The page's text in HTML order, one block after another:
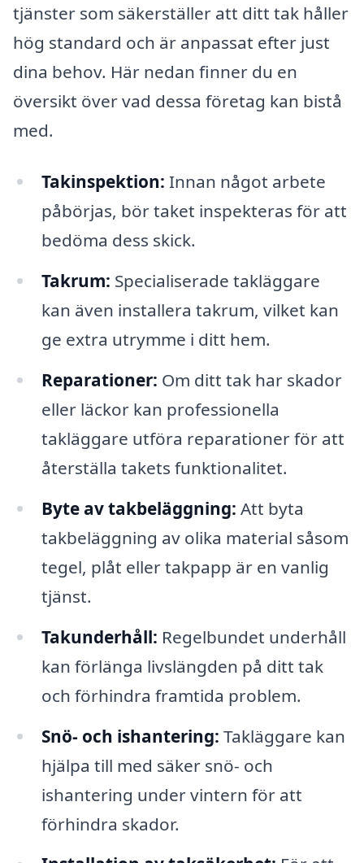
tjänster som säkerställer att ditt tak håller
hög standard och är anpassat efter just
dina behov. Här nedan finner du en
översikt över vad dessa företag kan bistå
med.
Takinspektion: Innan något arbete
påbörjas, bör taket inspekteras för att
bedöma dess skick.
Takrum: Specialiserade takläggare
kan även installera takrum, vilket kan
ge extra utrymme i ditt hem.
Reparationer: Om ditt tak har skador
eller läckor kan professionella
takläggare utföra reparationer för att
återställa takets funktionalitet.
Byte av takbeläggning: Att byta
takbeläggning av olika material såsom
tegel, plåt eller takpapp är en vanlig
tjänst.
Takunderhåll: Regelbundet underhåll
kan förlänga livslängden på ditt tak
och förhindra framtida problem.
Snö- och ishantering: Takläggare kan
hjälpa till med säker snö- och
ishantering under vintern för att
förhindra skador.